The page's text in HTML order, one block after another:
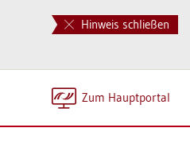
Hinweis schließen
Zum Haupt­por­tal